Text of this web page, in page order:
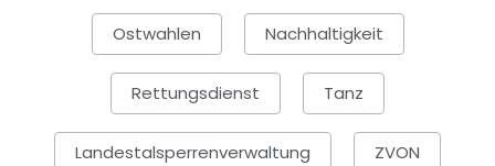
Ostwahlen Nachhaltigkeit
Rettungsdienst Tanz
Landestalsperrenverwaltung ZVON